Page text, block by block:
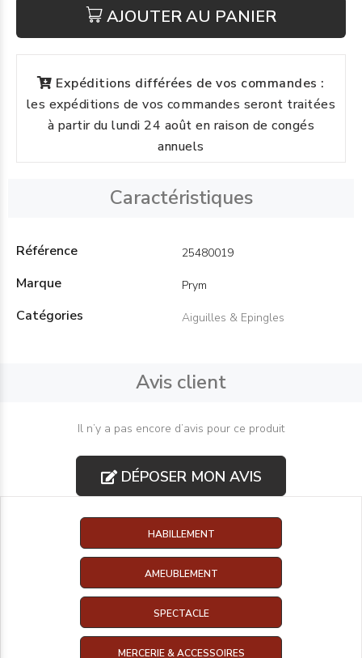
AJOUTER AU PANIER
Expéditions différées de vos commandes :
les expéditions de vos commandes seront traitées
à partir du lundi 24 août en raison de congés
annuels
Caractéristiques
Référence 25480019
Marque Prym
Catégories Aiguilles & Epingles
Avis client
Il n’y a pas encore d’avis pour ce produit
DÉPOSER MON AVIS
HABILLEMENT
AMEUBLEMENT
SPECTACLE
MERCERIE & ACCESSOIRES